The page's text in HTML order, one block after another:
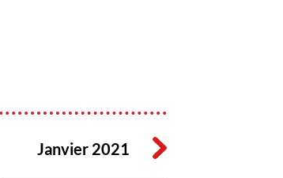
Janvier 2021